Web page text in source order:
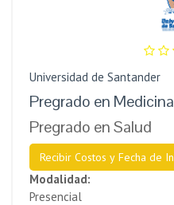
Universidad de Santander
Pregrado en Medicina
Pregrado en Salud
Recibir Costos y Fecha de
Modalidad:
Presencial